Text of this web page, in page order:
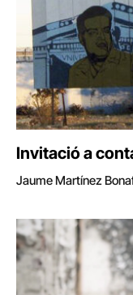
Invitació a
Jaume Martínez